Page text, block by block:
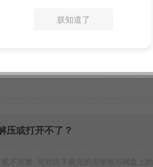
压或打开不了？
载不完整: 可对比下载完的压缩包与网盘上的
朕知道了